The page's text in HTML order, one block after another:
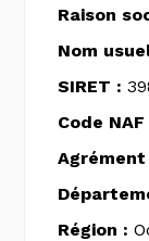
Raison
Nom
SIRET :
Code NAF
Agrément
Région :